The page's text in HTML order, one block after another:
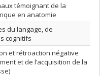
témoignant de la
en anatomie
du langage, de
cognitifs
et rétroaction négative
et de l’acquisition de la